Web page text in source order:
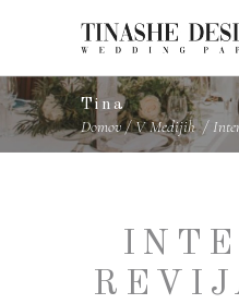
Tina
Domov/V Medijih/